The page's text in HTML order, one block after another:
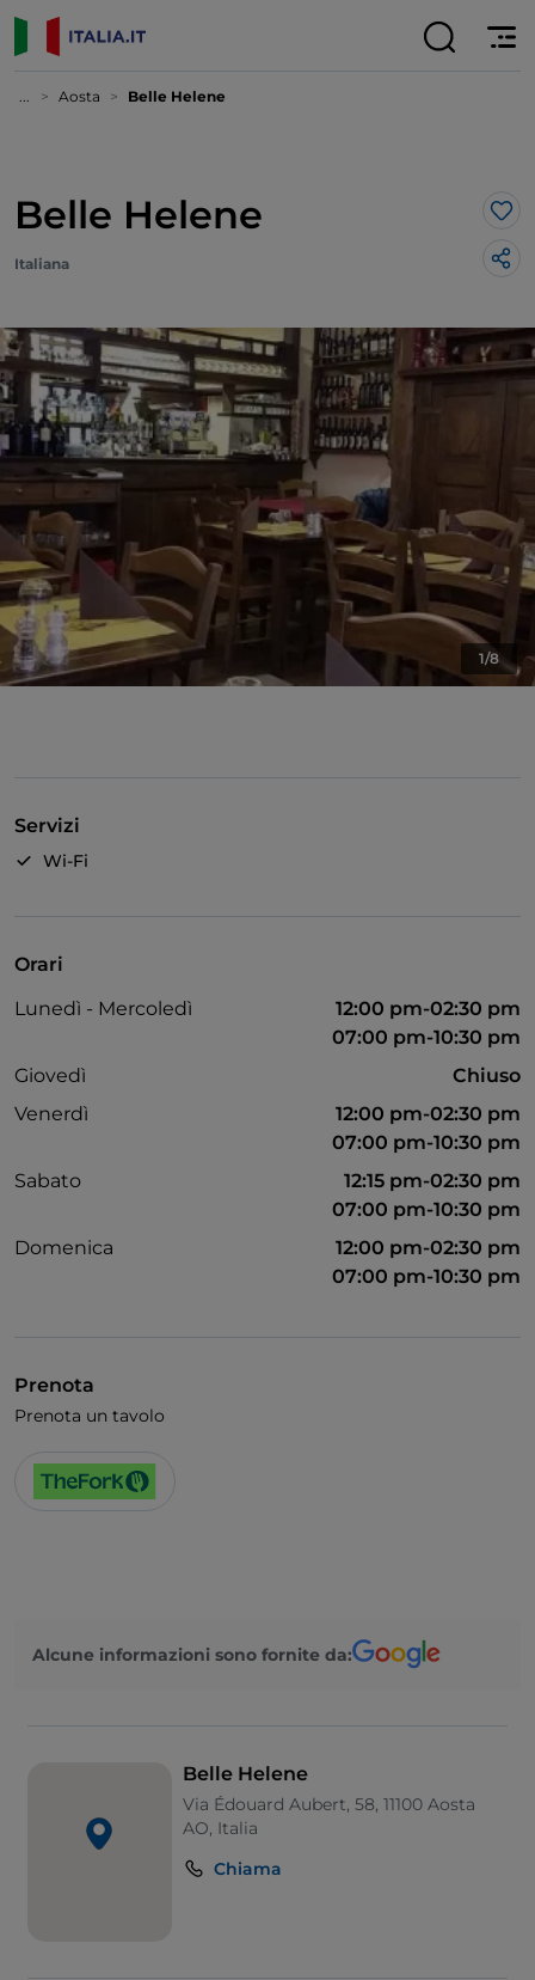
... Aosta Belle Helene
Belle Helene
Italiana
1/8
Servizi
Wi-Fi
Orari
Lunedì - Mercoledì
12:00 pm-02:30 pm
07:00 pm-10:30 pm
Giovedì
Chiuso
Venerdì
12:00 pm-02:30 pm
07:00 pm-10:30 pm
Sabato
12:15 pm-02:30 pm
07:00 pm-10:30 pm
Domenica
12:00 pm-02:30 pm
07:00 pm-10:30 pm
Prenota
Prenota un tavolo
Alcune informazioni sono fornite da:
Belle Helene
Via Édouard Aubert, 58, 11100 Aosta
AO, Italia
Chiama